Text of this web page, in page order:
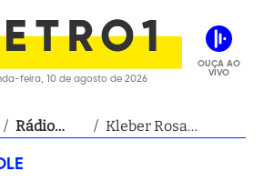
feira, 10 de agosto de 2026
OUÇA AO
VIVO
/ Rádio
/ Kleber Rosa